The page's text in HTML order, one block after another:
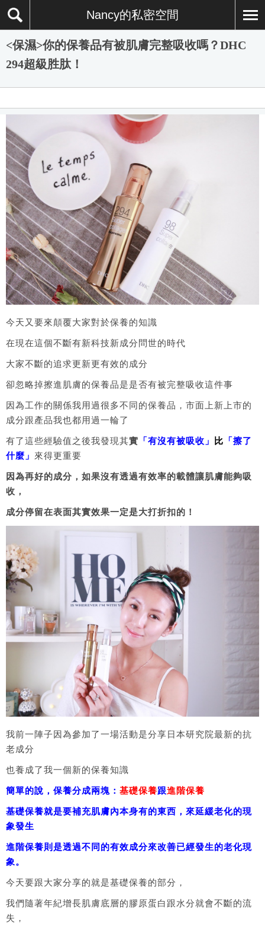
Nancy的私密空間
<保濕>你的保養品有被肌膚完整吸收嗎？DHC
294超級胜肽！
今天又要來顛覆大家對於保養的知識
在現在這個不斷有新科技新成分問世的時代
大家不斷的追求更新更有效的成分
卻忽略掉擦進肌膚的保養品是是否有被完整吸收這件事
因為工作的關係我用過很多不同的保養品，市面上新上市的
成分跟產品我也都用過一輪了
有了這些經驗值之後我發現其實 「有沒有被吸收」 比 「擦了
什麼」 來得更重要
因為再好的成分，如果沒有透過有效率的載體讓肌膚能夠吸
收，
成分停留在表面其實效果一定是大打折扣的！
我前一陣子因為參加了一場活動是分享日本研究院最新的抗
老成分
也養成了我一個新的保養知識
簡單的說，保養分成兩塊： 基礎保養跟進階保養
基礎保養就是要補充肌膚內本身有的東西，來延緩老化的現
象發生
進階保養則是透過不同的有效成分來改善已經發生的老化現
象。
今天要跟大家分享的就是基礎保養的部分，
我們隨著年紀增長肌膚底層的膠原蛋白跟水分就會不斷的流
失，